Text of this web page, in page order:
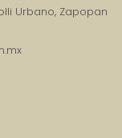
Urbano, Zapopan